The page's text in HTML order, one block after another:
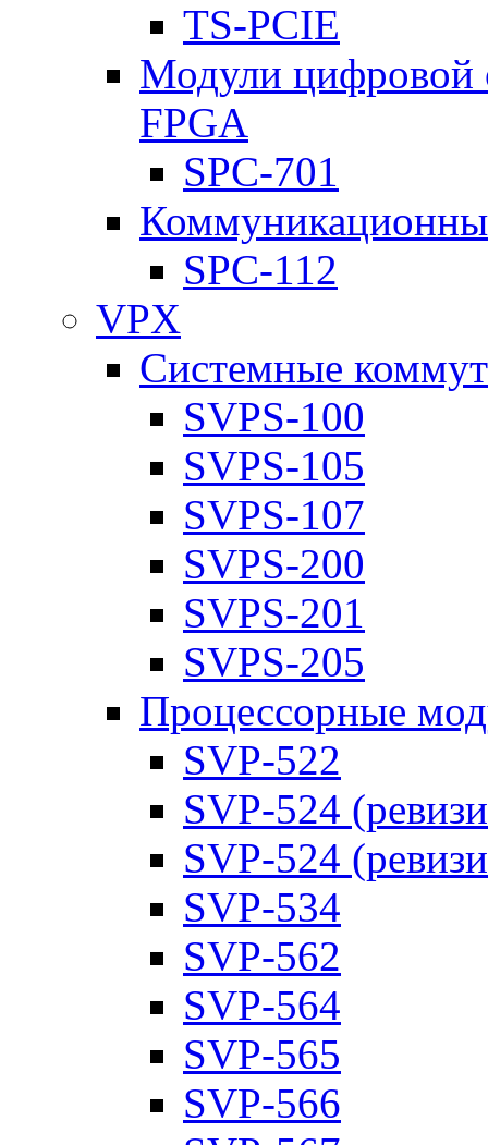
TS-PCIE
Модули цифровой
FPGA
SPC-701
SPC-112
VPX
Системные
SVPS-100
SVPS-105
SVPS-107
SVPS-200
SVPS-201
SVPS-205
Процессорные
SVP-522
SVP-524
SVP-524
SVP-534
SVP-562
SVP-564
SVP-565
SVP-566